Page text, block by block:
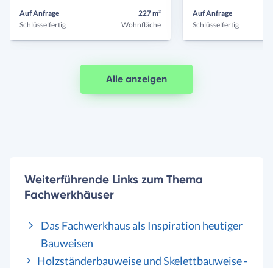
Auf Anfrage
Schlüsselfertig
227 m²
Wohnfläche
Auf Anfrage
Schlüsselfertig
Alle anzeigen
Weiterführende Links zum Thema
Fachwerkhäuser
Das Fachwerkhaus als Inspiration heutiger
Bauweisen
Holzständerbauweise und Skelettbauweise -